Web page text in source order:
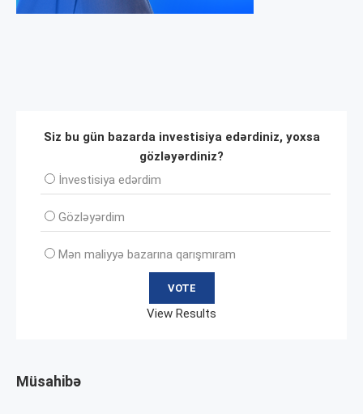
Siz bu gün bazarda investisiya edərdiniz, yoxsa
gözləyərdiniz?
İnvеstisiya edərdim
Gözləyərdim
Mən maliyyə bazarına qarışmıram
View Results
Müsahibə